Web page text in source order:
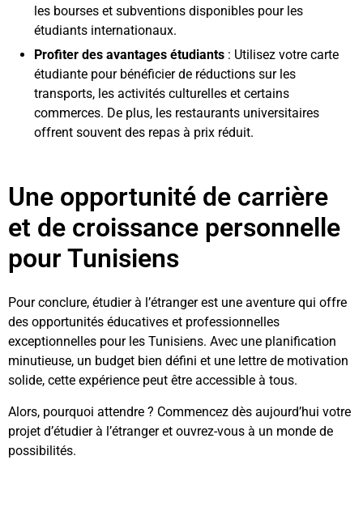
les bourses et subventions disponibles pour les
étudiants internationaux.
Profiter des avantages étudiants : Utilisez votre carte
étudiante pour bénéficier de réductions sur les
transports, les activités culturelles et certains
commerces. De plus, les restaurants universitaires
offrent souvent des repas à prix réduit.
Une opportunité de carrière
et de croissance personnelle
pour Tunisiens
Pour conclure, étudier à l’étranger est une aventure qui offre
des opportunités éducatives et professionnelles
exceptionnelles pour les Tunisiens. Avec une planification
minutieuse, un budget bien défini et une lettre de motivation
solide, cette expérience peut être accessible à tous.
Alors, pourquoi attendre ? Commencez dès aujourd’hui votre
projet d’étudier à l’étranger et ouvrez-vous à un monde de
possibilités.